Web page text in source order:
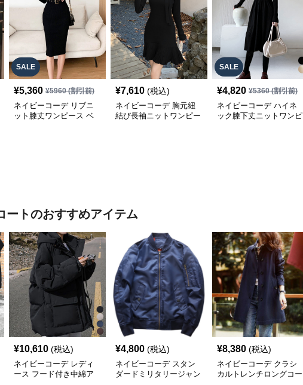
SALE
¥5,360 ¥5960(割引前)
ネイビーコーデ リブニ
ット膝丈ワンピース ベ
¥7,610 (税込)
ネイビーコーデ 胸元紐
結び長袖ニットワンピー
SALE
¥4,820 ¥5360(割引前)
ネイビーコーデ ハイネ
ック膝下丈ニットワンピ
ートのおすすめアイテム
¥10,610 (税込)
ネイビーコーデ レディ
ース フード付き中綿ア
¥4,800 (税込)
ネイビーコーデ スタン
ダードミリタリージャン
¥8,380 (税込)
ネイビーコーデ クラシ
カルトレンチロングコー